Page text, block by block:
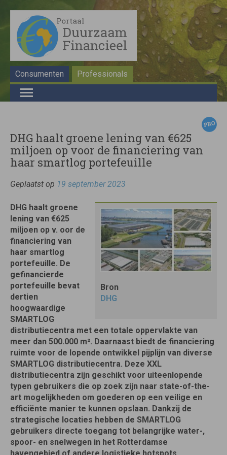
Consumenten Professionals
DHG haalt groene lening van €625
miljoen op voor de financiering van
haar smartlog portefeuille
Geplaatst op 19 september 2023
Bron
DHG
DHG haalt groene
lening van €625
miljoen op v. oor de
financiering van
haar smartlog
portefeuille. De
gefinancierde
portefeuille bevat
dertien
hoogwaardige
SMARTLOG
distributiecentra met een totale oppervlakte van
meer dan 500.000 m². Daarnaast biedt de financiering
ruimte voor de lopende ontwikkel pijplijn van diverse
SMARTLOG distributiecentra. Deze XXL
distributiecentra zijn geschikt voor uiteenlopende
typen gebruikers die op zoek zijn naar state-of-the-
art mogelijkheden om goederen op een veilige en
efficiënte manier te kunnen opslaan. Dankzij de
strategische locaties hebben de SMARTLOG
gebruikers directe toegang tot belangrijke water-,
spoor- en snelwegen in het Rotterdamse